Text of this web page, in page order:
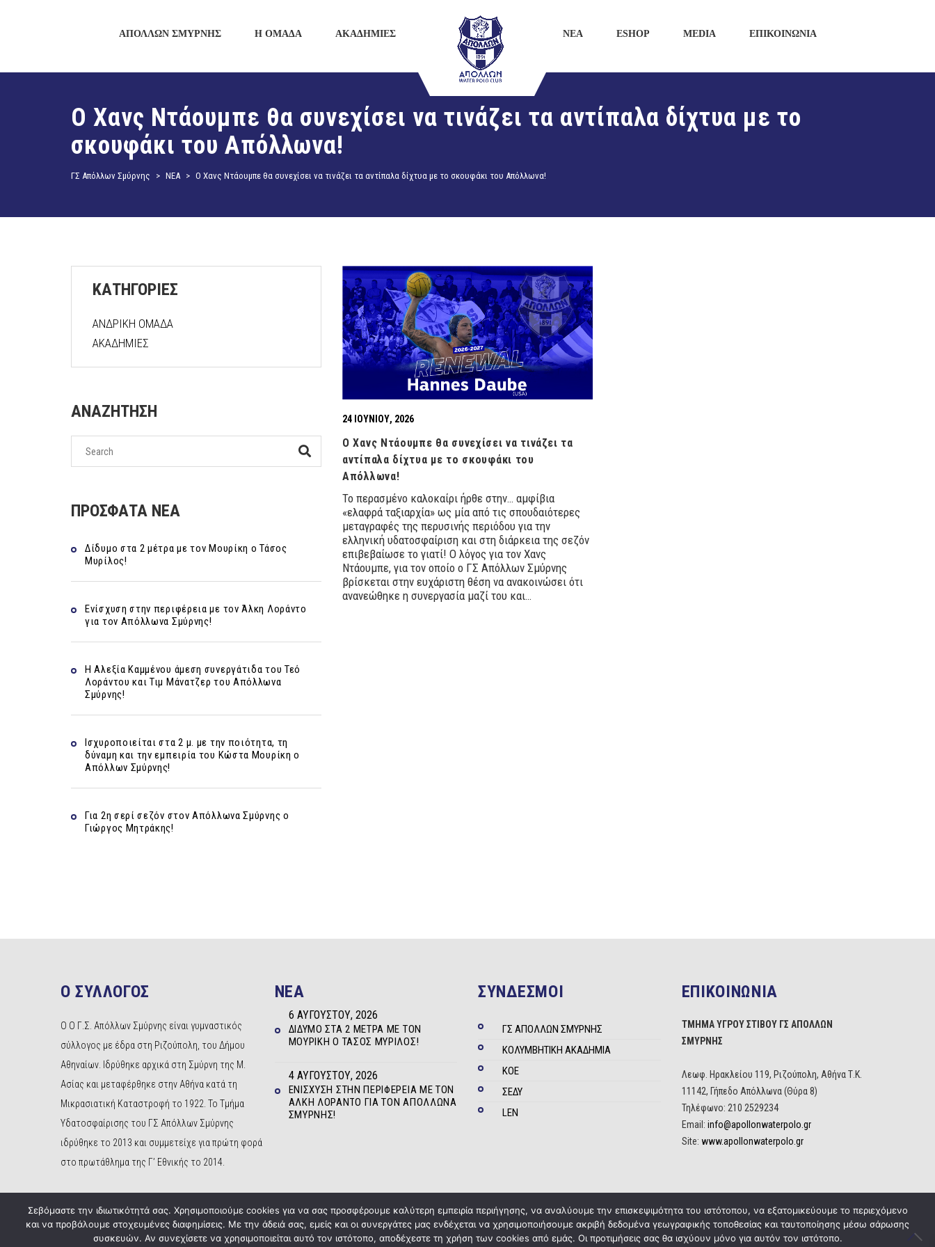
ΑΠΟΛΛΩΝ ΣΜΥΡΝΗΣ Η ΟΜΑΔΑ ΑΚΑΔΗΜΙΕΣ ΝΕΑ ESHOP MEDIA ΕΠΙΚΟΙΝΩΝΙΑ
Ο Χανς Ντάουμπε θα συνεχίσει να τινάζει τα αντίπαλα δίχτυα με το
σκουφάκι του Απόλλωνα!
ΓΣ Απόλλων Σμύρνης > ΝΕΑ > Ο Χανς Ντάουμπε θα συνεχίσει να τινάζει τα αντίπαλα δίχτυα με το σκουφάκι του Απόλλωνα!
24 ΙΟΥΝΊΟΥ, 2026
Ο Χανς Ντάουμπε θα συνεχίσει να τινάζει τα
αντίπαλα δίχτυα με το σκουφάκι του
Απόλλωνα!
Το περασμένο καλοκαίρι ήρθε στην… αμφίβια
«ελαφρά ταξιαρχία» ως μία από τις σπουδαιότερες
μεταγραφές της περυσινής περιόδου για την
ελληνική υδατοσφαίριση και στη διάρκεια της σεζόν
επιβεβαίωσε το γιατί! Ο λόγος για τον Χανς
Ντάουμπε, για τον οποίο ο ΓΣ Απόλλων Σμύρνης
βρίσκεται στην ευχάριστη θέση να ανακοινώσει ότι
ανανεώθηκε η συνεργασία μαζί του και…
ΚΑΤΗΓΟΡΙΕΣ
ΑΝΔΡΙΚΗ ΟΜΑΔΑ
ΑΚΑΔΗΜΙΕΣ
ΑΝΑΖΗΤΗΣΗ
ΠΡΟΣΦΑΤΑ ΝΕΑ
Δίδυμο στα 2 μέτρα με τον Μουρίκη ο Τάσος
Μυρίλος!
Ενίσχυση στην περιφέρεια με τον Άλκη Λοράντο
για τον Απόλλωνα Σμύρνης!
Η Αλεξία Καμμένου άμεση συνεργάτιδα του Τεό
Λοράντου και Τιμ Μάνατζερ του Απόλλωνα
Σμύρνης!
Ισχυροποιείται στα 2 μ. με την ποιότητα, τη
δύναμη και την εμπειρία του Κώστα Μουρίκη ο
Απόλλων Σμύρνης!
Για 2η σερί σεζόν στον Απόλλωνα Σμύρνης ο
Γιώργος Μητράκης!
Ο ΣΥΛΛΟΓΟΣ
Ο Ο Γ.Σ. Απόλλων Σμύρνης είναι γυμναστικός
σύλλογος με έδρα στη Ριζούπολη, του Δήμου
Αθηναίων. Ιδρύθηκε αρχικά στη Σμύρνη της Μ.
Ασίας και μεταφέρθηκε στην Αθήνα κατά τη
Μικρασιατική Καταστροφή το 1922. Το Τμήμα
Υδατοσφαίρισης του ΓΣ Απόλλων Σμύρνης
ιδρύθηκε το 2013 και συμμετείχε για πρώτη φορά
στο πρωτάθλημα της Γ’ Εθνικής το 2014.
NEA
ΔΊΔΥΜΟ ΣΤΑ 2 ΜΈΤΡΑ ΜΕ ΤΟΝ
ΜΟΥΡΊΚΗ Ο ΤΆΣΟΣ ΜΥΡΊΛΟΣ!
6 ΑΥΓΟΎΣΤΟΥ, 2026
ΕΝΊΣΧΥΣΗ ΣΤΗΝ ΠΕΡΙΦΈΡΕΙΑ ΜΕ ΤΟΝ
ΆΛΚΗ ΛΟΡΆΝΤΟ ΓΙΑ ΤΟΝ ΑΠΌΛΛΩΝΑ
ΣΜΎΡΝΗΣ!
4 ΑΥΓΟΎΣΤΟΥ, 2026
ΣΥΝΔΕΣΜΟΙ
ΓΣ ΑΠΟΛΛΩΝ ΣΜΥΡΝΗΣ
ΚΟΛΥΜΒΗΤΙΚΗ ΑΚΑΔΗΜΙΑ
ΚΟΕ
ΣΕΔΥ
LEN
ΕΠΙΚΟΙΝΩΝΙΑ
ΤΜΗΜΑ ΥΓΡΟΥ ΣΤΙΒΟΥ ΓΣ ΑΠΟΛΛΩΝ
ΣΜΥΡΝΗΣ
Λεωφ. Ηρακλείου 119, Ριζούπολη, Αθήνα Τ.Κ.
11142, Γήπεδο Απόλλωνα (Θύρα 8)
Τηλέφωνο: 210 2529234
Email: info@apollonwaterpolo.gr
Site: www.apollonwaterpolo.gr
Copyright © 2020ΓΣ Απόλλων ΣμύρνηςPowered byFive Media
Σεβόμαστε την ιδιωτικότητά σας. Χρησιμοποιούμε cookies για να σας προσφέρουμε καλύτερη εμπειρία περιήγησης, να αναλύουμε την επισκεψιμότητα του ιστότοπου, να εξατομικεύουμε το περιεχόμενο
και να προβάλουμε στοχευμένες διαφημίσεις. Με την άδειά σας, εμείς και οι συνεργάτες μας ενδέχεται να χρησιμοποιήσουμε ακριβή δεδομένα γεωγραφικής τοποθεσίας και ταυτοποίησης μέσω σάρωσης
συσκευών. Αν συνεχίσετε να χρησιμοποιείται αυτό τον ιστότοπο, αποδέχεστε τη χρήση των cookies από εμάς. Οι προτιμήσεις σας θα ισχύουν μόνο για αυτόν τον ιστότοπο.